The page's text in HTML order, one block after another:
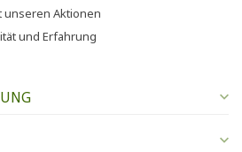
unseren Aktionen
und Erfahrung